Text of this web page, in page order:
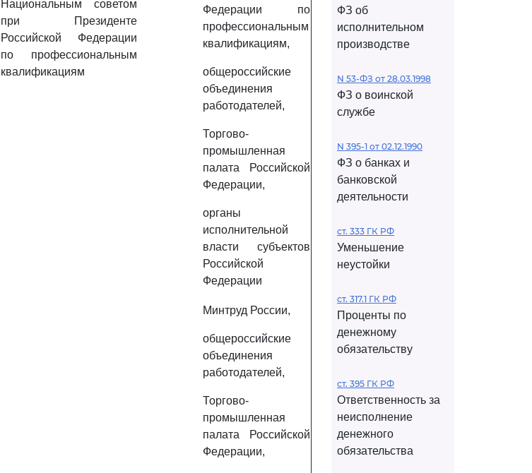
Национальным советом
при Президенте
Российской Федерации
по профессиональным
квалификациям
Федерации по
профессиональным
квалификациям,
общероссийские
объединения
работодателей,
Торгово-
промышленная
палата Российской
Федерации,
органы
исполнительной
власти субъектов
Российской
Федерации
Минтруд России,
общероссийские
объединения
работодателей,
Торгово-
промышленная
палата Российской
Федерации,
ФЗ об
исполнительном
производстве
N 53-ФЗ от 28.03.1998
ФЗ о воинской
службе
N 395-1 от 02.12.1990
ФЗ о банках и
банковской
деятельности
ст. 333 ГК РФ
Уменьшение
неустойки
ст. 317.1 ГК РФ
Проценты по
денежному
обязательству
ст. 395 ГК РФ
Ответственность за
неисполнение
денежного
обязательства